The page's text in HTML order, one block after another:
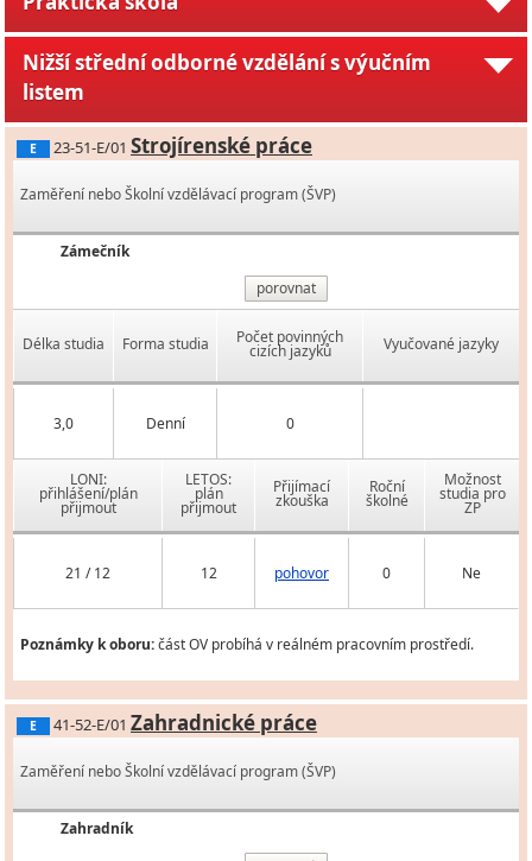
Nižší střední odborné vzdělání s výučním
listem
E 23-51-E/01 Strojírenské práce
Zaměření nebo Školní vzdělávací program (ŠVP)
Zámečník
porovnat
Délka studia Forma studia Počet povinných
cizích jazyků Vyučované jazyky
3,0 Denní 0
LONI:
přihlášení/plán
přijmout
LETOS:
plán
přijmout
Přijímací
zkouška
Roční
školné
Možnost
studia pro
ZP
21 / 12 12 pohovor 0 Ne
Poznámky k oboru:část OV probíhá v reálném pracovním prostředí.
E 41-52-E/01 Zahradnické práce
Zaměření nebo Školní vzdělávací program (ŠVP)
Zahradník